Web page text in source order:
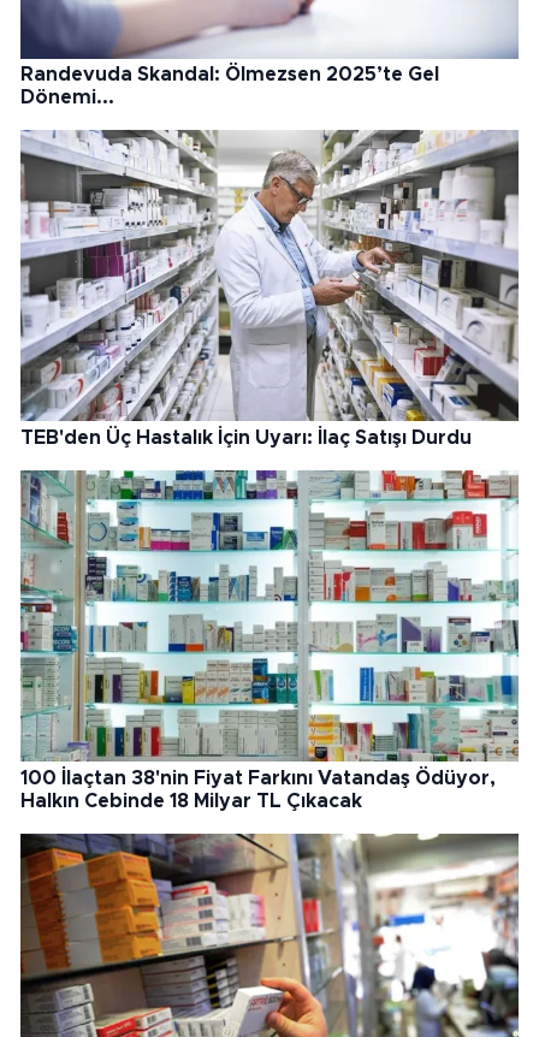
Randevuda Skandal: Ölmezsen 2025’te Gel
Dönemi...
TEB'den Üç Hastalık İçin Uyarı: İlaç Satışı Durdu
100 İlaçtan 38'nin Fiyat Farkını Vatandaş Ödüyor,
Halkın Cebinde 18 Milyar TL Çıkacak